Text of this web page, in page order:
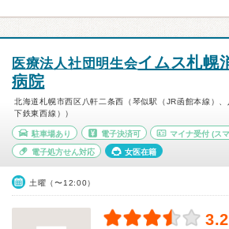
医療法人社団明生会イムス札幌
病院
北海道札幌市西区八軒二条西（琴似駅（JR函館本線）
下鉄東西線））
駐車場あり 電子決済可 マイナ受付 (ス
電子処方せん対応 女医在籍
土曜（〜12:00）